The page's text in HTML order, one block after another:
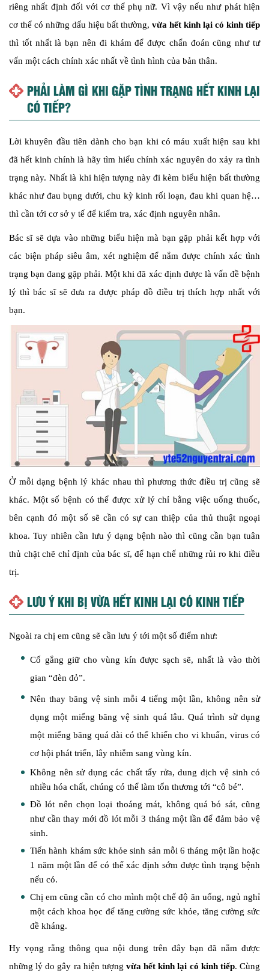
riêng nhất định đối với cơ thể phụ nữ. Vì vậy nếu như phát hiện
cơ thể có những dấu hiệu bất thường, vừa hết kinh lại có kinh tiếp
thì tốt nhất là bạn nên đi khám để được chẩn đoán cũng như tư
vấn một cách chính xác nhất về tình hình của bản thân.
PHẢI LÀM GÌ KHI GẶP TÌNH TRẠNG HẾT KINH LẠI
CÓ TIẾP?
Lời khuyên đầu tiên dành cho bạn khi có máu xuất hiện sau khi
đã hết kinh chính là hãy tìm hiểu chính xác nguyên do xảy ra tình
trạng này. Nhất là khi hiện tượng này đi kèm biểu hiện bất thường
khác như đau bụng dưới, chu kỳ kinh rối loạn, đau khi quan hệ…
thì cần tới cơ sở y tế để kiểm tra, xác định nguyên nhân.
Bác sĩ sẽ dựa vào những biểu hiện mà bạn gặp phải kết hợp với
các biện pháp siêu âm, xét nghiệm để nắm được chính xác tình
trạng bạn đang gặp phải. Một khi đã xác định được là vấn đề bệnh
lý thì bác sĩ sẽ đưa ra được pháp đồ điều trị thích hợp nhất với
bạn.
Ở mỗi dạng bệnh lý khác nhau thì phương thức điều trị cũng sẽ
khác. Một số bệnh có thể được xử lý chỉ bằng việc uống thuốc,
bên cạnh đó một số sẽ cần có sự can thiệp của thủ thuật ngoại
khoa. Tuy nhiên cần lưu ý dạng bệnh nào thì cũng cần bạn tuân
thủ chặt chẽ chỉ định của bác sĩ, để hạn chế những rủi ro khi điều
trị.
LƯU Ý KHI BỊ VỪA HẾT KINH LẠI CÓ KINH TIẾP
Ngoài ra chị em cũng sẽ cần lưu ý tới một số điểm như:
Cố gắng giữ cho vùng kín được sạch sẽ, nhất là vào thời
gian “đèn đỏ”.
Nên thay băng vệ sinh mỗi 4 tiếng một lần, không nên sử
dụng một miếng băng vệ sinh quá lâu. Quá trình sử dụng
một miếng băng quá dài có thể khiến cho vi khuẩn, virus có
cơ hội phát triển, lây nhiễm sang vùng kín.
Không nên sử dụng các chất tẩy rửa, dung dịch vệ sinh có
nhiều hóa chất, chúng có thể làm tổn thương tới “cô bé”.
Đồ lót nên chọn loại thoáng mát, không quá bó sát, cũng
như cần thay mới đồ lót mỗi 3 tháng một lần để đảm bảo vệ
sinh.
Tiến hành khám sức khỏe sinh sản mỗi 6 tháng một lần hoặc
1 năm một lần để có thể xác định sớm được tình trạng bệnh
nếu có.
Chị em cũng cần có cho mình một chế độ ăn uống, ngủ nghỉ
một cách khoa học để tăng cường sức khỏe, tăng cường sức
đề kháng.
Hy vọng rằng thông qua nội dung trên đây bạn đã nắm được
những lý do gây ra hiện tượng vừa hết kinh lại có kinh tiếp. Cùng